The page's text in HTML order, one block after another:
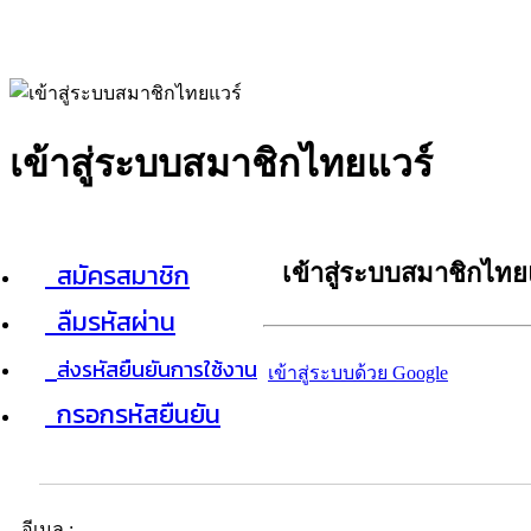
เข้าสู่ระบบสมาชิกไทยแวร์
สมัครสมาชิก
ลืมรหัสผ่าน
ส่งรหัสยืนยันการใช้งาน
กรอกรหัสยืนยัน
เข้าสู่ระบบสมาชิกไท
เข้าสู่ระบบด้วย Google